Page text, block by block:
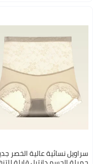
سراويل نسائية عالية الخصر